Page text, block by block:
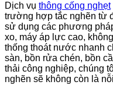
Dịch vụ thông cống nghẹt
trường hợp tắc nghẽn từ
sử dụng các phương
xo, máy áp lực cao,
thống thoát nước nhanh
sàn, bồn rửa chén, bồn
thải công nghiệp, chúng
nghẽn sẽ không còn là